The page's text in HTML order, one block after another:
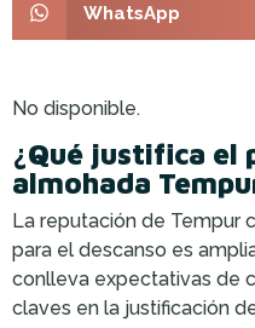
WhatsApp
No disponible.
¿Qué justifica el
almohada
La reputación de Tempur
para el descanso es
conlleva expectativas de
claves en la justificación